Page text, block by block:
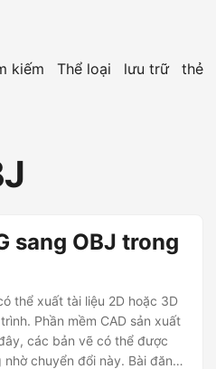
kiếm Thể loại lưu trữ thẻ
sang OBJ trong
thể xuất tài liệu 2D hoặc 3D
Phần mềm CAD sản xuất
các bản vẽ có thể được
chuyển đổi này. Bài đăng